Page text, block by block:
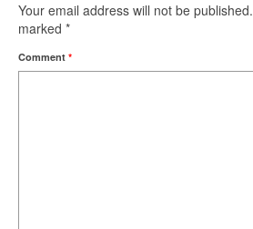
Your email address will not be published.
marked *
Comment *